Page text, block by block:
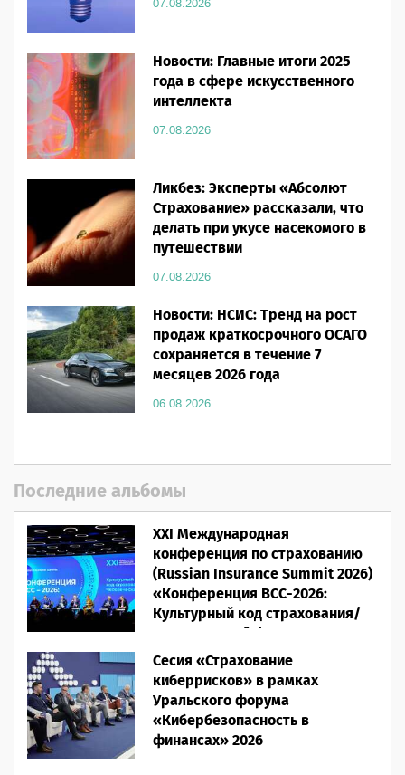
07.08.2026
Новости: Главные итоги 2025
года в сфере искусственного
интеллекта
07.08.2026
Ликбез: Эксперты «Абсолют
Страхование» рассказали, что
делать при укусе насекомого в
путешествии
07.08.2026
Новости: НСИС: Тренд на рост
продаж краткосрочного ОСАГО
сохраняется в течение 7
месяцев 2026 года
06.08.2026
Последние альбомы
XXI Международная
конференция по страхованию
(Russian Insurance Summit 2026)
«Конференция ВСС-2026:
Культурный код страхования/
Человеческий фактор»
28.05.2026
Сесия «Страхование
киберрисков» в рамках
Уральского форума
«Кибербезопасность в
финансах» 2026